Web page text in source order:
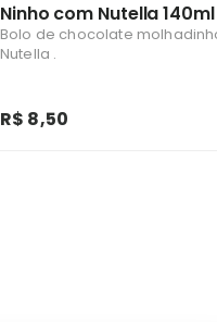
Ninho com Nutella 140ml
Bolo de chocolate
Nutella .
R$ 8,50